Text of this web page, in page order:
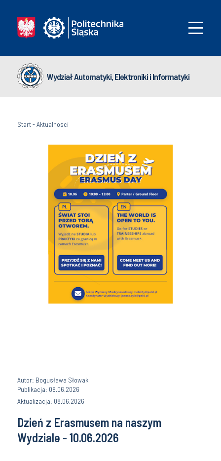
Wydział Automatyki, Elektroniki i Informatyki
Start-Aktualnosci
Autor: Bogusława Słowak
Publikacja: 08.06.2026
Aktualizacja: 08.06.2026
Dzień z Erasmusem na naszym
Wydziale - 10.06.2026